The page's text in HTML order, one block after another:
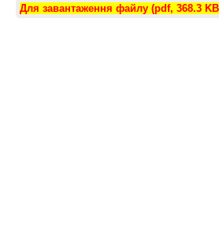
Для завантаження файлу (pdf, 368.3